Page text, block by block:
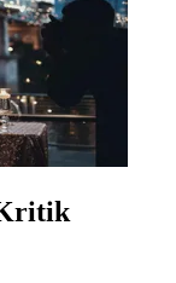
Kritik